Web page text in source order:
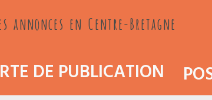
en Centre-Bretagne
DE PUBLICATION